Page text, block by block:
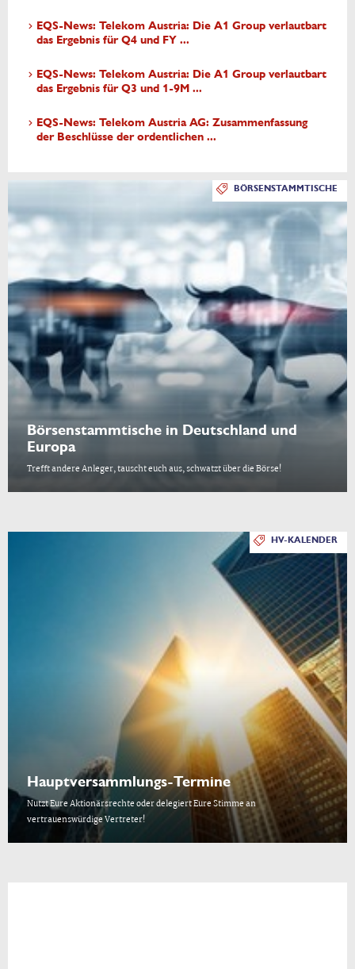
EQS-News: Telekom Austria: Die A1 Group verlautbart
das Ergebnis für Q4 und FY ...
EQS-News: Telekom Austria: Die A1 Group verlautbart
das Ergebnis für Q3 und 1-9M ...
EQS-News: Telekom Austria AG: Zusammenfassung
der Beschlüsse der ordentlichen ...
BÖRSENSTAMMTISCHE
Börsenstammtische in Deutschland und
Europa
Trefft andere Anleger, tauscht euch aus, schwatzt über die Börse!
HV-KALENDER
Hauptversammlungs-Termine
Nutzt Eure Aktionärsrechte oder delegiert Eure Stimme an
vertrauenswürdige Vertreter!